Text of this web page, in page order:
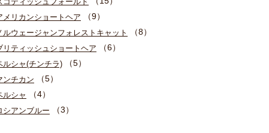
メリカンショートヘア （9）
ルウェージャンフォレストキャット （8）
リティッシュショートヘア （6）
ルシャ(チンチラ) （5）
ンチカン （5）
ルシャ （4）
シアンブルー （3）